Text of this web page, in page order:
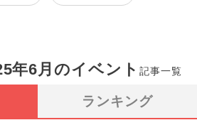
年6月のイベント記事一覧
ランキング